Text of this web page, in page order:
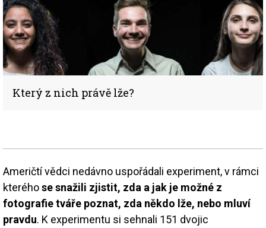
Který z nich právě lže?
Američtí vědci nedávno uspořádali experiment, v rámci
kteréhose snažili zjistit, zda a jak je možné z
fotografie tváře poznat, zda někdo lže, nebo mluví
pravdu. K experimentu si sehnali 151 dvojic